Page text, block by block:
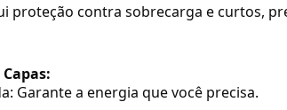
proteção contra sobrecarga e curtos,
Garante a energia que você precisa.